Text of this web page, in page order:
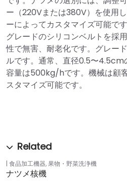
ー（220Vまたは380V）を使用
ーによってカスタマイズ可能で
グレードのシリコンベルトを採
性で無害、耐老化です。グレー
ルです。通常、直径0.5〜4.5cm
容量は500kg/hです。機械は顧
スタマイズ可能です。
食品加工機器,果物・野菜洗浄機
ナツメ核機